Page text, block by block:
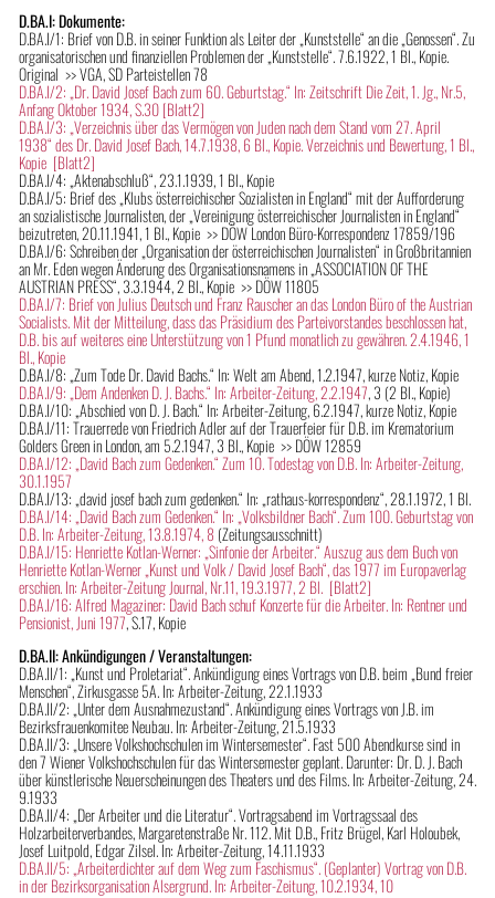
D.BA.I: Dokumente:
D.BA.I/1: Brief von D.B. in seiner Funktion als Leiter der „Kunststelle“ an die „Genossen“. Zu
organisatorischen und finanziellen Problemen der „Kunststelle“. 7.6.1922, 1 Bl., Kopie.
Original >> VGA, SD Parteistellen 78
D.BA.I/2: „Dr. David Josef Bach zum 60. Geburtstag.“ In: Zeitschrift Die Zeit, 1. Jg., Nr.5,
Anfang Oktober 1934, S.30 [Blatt2]
D.BA.I/3: „Verzeichnis über das Vermögen von Juden nach dem Stand vom 27. April
1938“ des Dr. David Josef Bach, 14.7.1938, 6 Bl., Kopie. Verzeichnis und Bewertung, 1 Bl.,
Kopie [Blatt2]
D.BA.I/4: „Aktenabschluß“, 23.1.1939, 1 Bl., Kopie
D.BA.I/5: Brief des „Klubs österreichischer Sozialisten in England“ mit der Aufforderung
an sozialistische Journalisten, der „Vereinigung österreichischer Journalisten in England“
beizutreten, 20.11.1941, 1 Bl., Kopie >> DÖW London Büro-Korrespondenz 17859/196
D.BA.I/6: Schreiben der „Organisation der österreichischen Journalisten“ in Großbritannien
an Mr. Eden wegen Änderung des Organisationsnamens in „ASSOCIATION OF THE
AUSTRIAN PRESS“, 3.3.1944, 2 Bl., Kopie >> DÖW 11805
D.BA.I/7: Brief von Julius Deutsch und Franz Rauscher an das London Büro of the Austrian
Socialists. Mit der Mitteilung, dass das Präsidium des Parteivorstandes beschlossen hat,
D.B. bis auf weiteres eine Unterstützung von 1 Pfund monatlich zu gewähren. 2.4.1946, 1
Bl., Kopie
D.BA.I/8: „Zum Tode Dr. David Bachs.“ In: Welt am Abend, 1.2.1947, kurze Notiz, Kopie
D.BA.I/9: „Dem Andenken D. J. Bachs.“ In: Arbeiter-Zeitung, 2.2.1947, 3 (2 Bl., Kopie)
D.BA.I/10: „Abschied von D. J. Bach.“ In: Arbeiter-Zeitung, 6.2.1947, kurze Notiz, Kopie
D.BA.I/11: Trauerrede von Friedrich Adler auf der Trauerfeier für D.B. im Krematorium
Golders Green in London, am 5.2.1947, 3 Bl., Kopie >> DÖW 12859
D.BA.I/12: „David Bach zum Gedenken.“ Zum 10. Todestag von D.B. In: Arbeiter-Zeitung,
30.1.1957
D.BA.I/13: „david josef bach zum gedenken.“ In: „rathaus-korrespondenz“, 28.1.1972, 1 Bl.
D.BA.I/14: „David Bach zum Gedenken.“ In: „Volksbildner Bach“. Zum 100. Geburtstag von
D.B. In: Arbeiter-Zeitung, 13.8.1974, 8 (Zeitungsausschnitt)
D.BA.I/15: Henriette Kotlan-Werner: „Sinfonie der Arbeiter.“ Auszug aus dem Buch von
Henriette Kotlan-Werner „Kunst und Volk / David Josef Bach“, das 1977 im Europaverlag
erschien. In: Arbeiter-Zeitung Journal, Nr.11, 19.3.1977, 2 Bl. [Blatt2]
D.BA.I/16: Alfred Magaziner: David Bach schuf Konzerte für die Arbeiter. In: Rentner und
Pensionist, Juni 1977, S.17, Kopie
D.BA.II: Ankündigungen / Veranstaltungen:
D.BA.II/1: „Kunst und Proletariat“. Ankündigung eines Vortrags von D.B. beim „Bund freier
Menschen“, Zirkusgasse 5A. In: Arbeiter-Zeitung, 22.1.1933
D.BA.II/2: „Unter dem Ausnahmezustand“. Ankündigung eines Vortrags von J.B. im
Bezirksfrauenkomitee Neubau. In: Arbeiter-Zeitung, 21.5.1933
D.BA.II/3: „Unsere Volkshochschulen im Wintersemester“. Fast 500 Abendkurse sind in
den 7 Wiener Volkshochschulen für das Wintersemester geplant. Darunter: Dr. D. J. Bach
über künstlerische Neuerscheinungen des Theaters und des Films. In: Arbeiter-Zeitung, 24.
9.1933
D.BA.II/4: „Der Arbeiter und die Literatur“. Vortragsabend im Vortragssaal des
Holzarbeiterverbandes, Margaretenstraße Nr. 112. Mit D.B., Fritz Brügel, Karl Holoubek,
Josef Luitpold, Edgar Zilsel. In: Arbeiter-Zeitung, 14.11.1933
D.BA.II/5: „Arbeiterdichter auf dem Weg zum Faschismus“. (Geplanter) Vortrag von D.B.
in der Bezirksorganisation Alsergrund. In: Arbeiter-Zeitung, 10.2.1934, 10